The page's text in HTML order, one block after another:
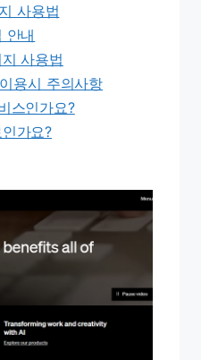
사용법
안내
사용법
용시 주의사항
스인가요?
가요?